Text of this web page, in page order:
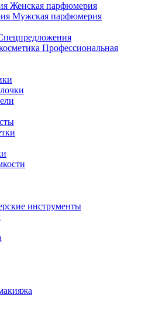
Женская парфюмерия
Мужская парфюмерия
Профессиональная
инструменты